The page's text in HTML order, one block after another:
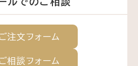
注文フォーム
相談フォーム